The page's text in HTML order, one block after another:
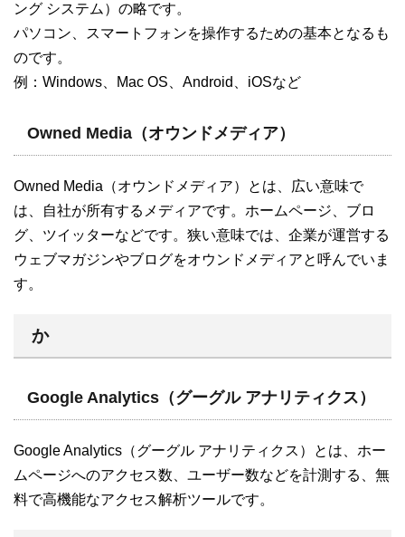
ング システム）の略です。
パソコン、スマートフォンを操作するための基本となるも
のです。
例：Windows、Mac OS、Android、iOSなど
Owned Media（オウンドメディア）
Owned Media（オウンドメディア）とは、広い意味で
は、自社が所有するメディアです。ホームページ、ブロ
グ、ツイッターなどです。狭い意味では、企業が運営する
ウェブマガジンやブログをオウンドメディアと呼んでいま
す。
か
Google Analytics（グーグル アナリティクス）
Google Analytics（グーグル アナリティクス）とは、ホー
ムページへのアクセス数、ユーザー数などを計測する、無
料で高機能なアクセス解析ツールです。